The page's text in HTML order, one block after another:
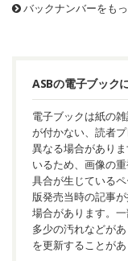
バックナンバーをも
ASBの電子ブック
電子ブックは紙の
が付かない、読者
異なる場合があり
いるため、画像の
具合が生じている
版発売当時の記事
場合があります。
多少の汚れなどが
を更新することが